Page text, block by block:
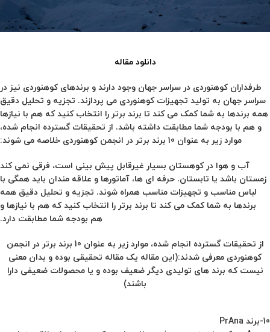
دانلود مقاله
طرفداران کوهنوردی در سراسر جهان وجود دارند و برندهای کوهنوردی نیز در
سراسر جهان به تولید تجهیزات کوهنوردی می پردازند. تجزیه و تحلیل دقیق
همه برندها به شما کمک می کند تا برند برتر را انتخاب کنید که هم با نیازها
و هم با بودجه شما مطابقت داشته باشد. از تحقیقات گسترده انجام شده،
موارد زیر به عنوان 10 برند برتر در انجمن کوهنوردی خلاصه می شوند:
آب و هوا در کوهستان بسیار غیرقابل پیش بینی است، فرقی نمی کند
زمستان باشد یا تابستان. حرفه ای ها، آماتورها و علاقه مندان باید همگی با
لباس مناسب و تجهیزات مناسب همراه شوند. تجزیه و تحلیل دقیق همه
برندها به شما کمک می کند تا برند برتر را انتخاب کنید که هم با نیازها و
هم بودجه شما مطابقت دارد.
از تحقیقات گسترده انجام شده، موارد زیر به عنوان 10 برند برتر در انجمن
کوهنوردی معرفی شدند:(این مقاله یک مقاله تحقیقی بوده و بدان معنی
نیست که برند های تولیدی دیگر ضعیف بوده و یا محصولات ضعیفی دارا
باشند)
10-برند PrAna